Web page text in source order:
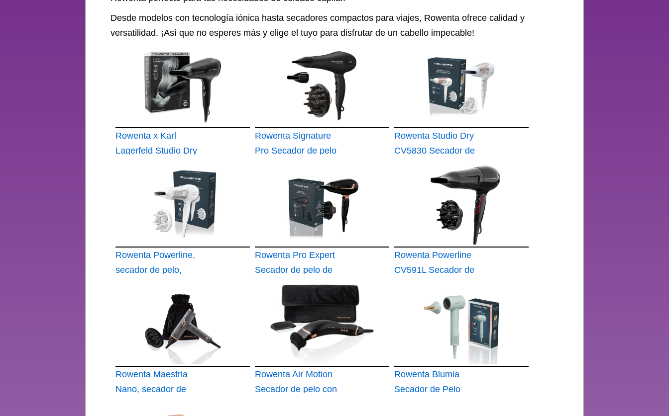
Desde modelos con tecnología iónica hasta secadores compactos para viajes, Rowenta ofrece calidad y
versatilidad. ¡Así que no esperes más y elige el tuyo para disfrutar de un cabello impecable!
Rowenta x Karl
Lagerfeld Studio Dry
Rowenta Signature
Pro Secador de pelo
Rowenta Studio Dry
CV5830 Secador de
Rowenta Powerline,
secador de pelo,
Rowenta Pro Expert
Secador de pelo de
2200 W con motor
AC Pro CV8830
Rowenta Powerline
CV591L Secador de
Rowenta Maestria
Nano, secador de
Rowenta Air Motion
Secador de pelo con
Rowenta Blumia
Secador de Pelo